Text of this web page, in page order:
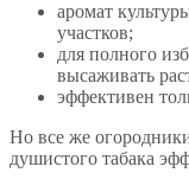
аромат
участков;
для полного
высаживать
эффективен
Но все же
душистого табака